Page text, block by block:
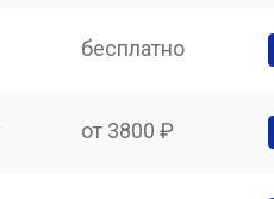
бесплатно
от 3800 ₽